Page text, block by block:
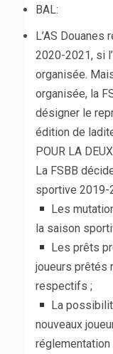
BAL:
L’AS Douanes
2020-2021, si
organisée.
organisée, la
désigner le
édition de
POUR LA
La FSBB
sportive 2019-
Les
la saison
Les prêts
joueurs prêtés
respectifs ;
La
nouveaux
réglementation